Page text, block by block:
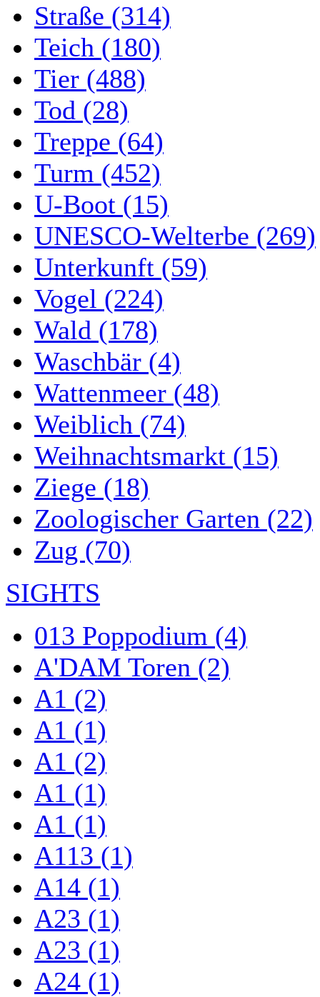
Straße (314)
Teich (180)
Tier (488)
Tod (28)
Treppe (64)
Turm (452)
U-Boot (15)
UNESCO-Welterbe (269)
Unterkunft (59)
Vogel (224)
Wald (178)
Waschbär (4)
Wattenmeer (48)
Weiblich (74)
Weihnachtsmarkt (15)
Ziege (18)
Zoologischer Garten (22)
Zug (70)
SIGHTS
013 Poppodium (4)
A'DAM Toren (2)
A1 (2)
A1 (1)
A1 (2)
A1 (1)
A1 (1)
A113 (1)
A14 (1)
A23 (1)
A23 (1)
A24 (1)